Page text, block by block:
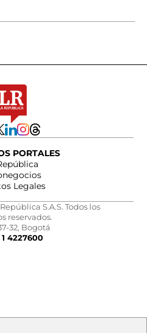
PORTALES
Legales
S.A.S. Todos los
reservados.
32, Bogotá
1 4227600